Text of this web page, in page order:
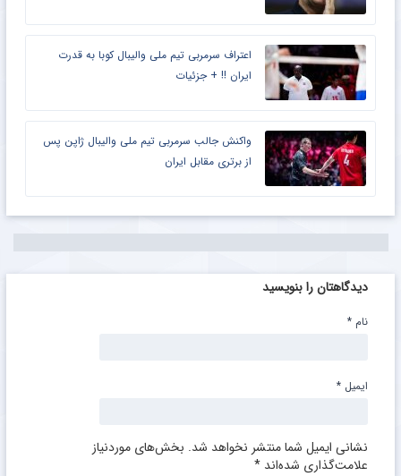
اعتراف سرمربی تیم ملی والیبال کوبا به قدرت
ایران !! + جزئیات
واکنش جالب سرمربی تیم ملی والیبال ژاپن پس
از برتری مقابل ایران
دیدگاهتان را بنویسید
نشانی ایمیل شما منتشر نخواهد شد. بخش‌های موردنیاز
علامت‌گذاری شده‌اند *
نام *
ایمیل *